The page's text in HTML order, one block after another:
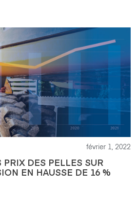
février 1, 2022
DES PELLES SUR
EN HAUSSE DE 16 %